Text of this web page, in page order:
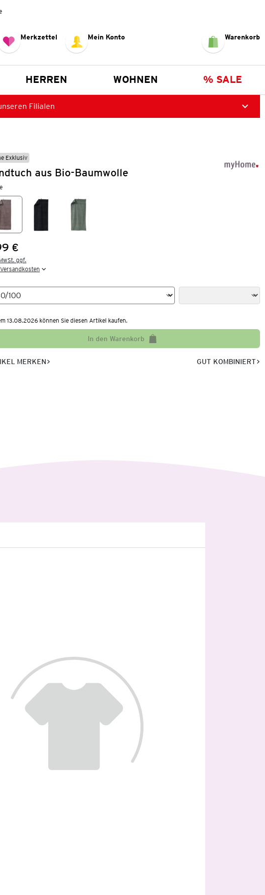
Merkzettel Mein Konto Warenkorb
HERREN WOHNEN % SALE
Filialen
Exklusiv
aus Bio-Baumwolle
€
ggf.
13.08.2026 können Sie diesen Artikel kaufen.
In den Warenkorb
MERKEN GUT KOMBINIERT